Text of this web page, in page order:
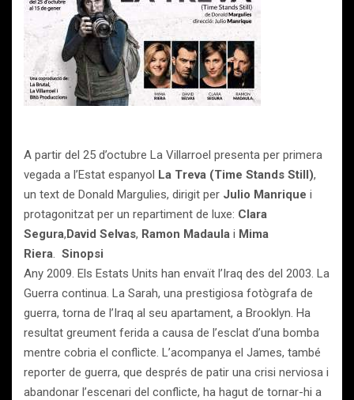
A partir del 25 d’octubre La Villarroel presenta per primera
vegada a l’Estat espanyol La Treva (Time Stands Still),
un text de Donald Margulies, dirigit per Julio Manrique i
protagonitzat per un repartiment de luxe: Clara
Segura,David Selvas, Ramon Madaula i Mima
Riera. Sinopsi
Any 2009. Els Estats Units han envaït l’Iraq des del 2003. La
Guerra continua. La Sarah, una prestigiosa fotògrafa de
guerra, torna de l’Iraq al seu apartament, a Brooklyn. Ha
resultat greument ferida a causa de l’esclat d’una bomba
mentre cobria el conflicte. L’acompanya el James, també
reporter de guerra, que després de patir una crisi nerviosa i
abandonar l’escenari del conflicte, ha hagut de tornar-hi a